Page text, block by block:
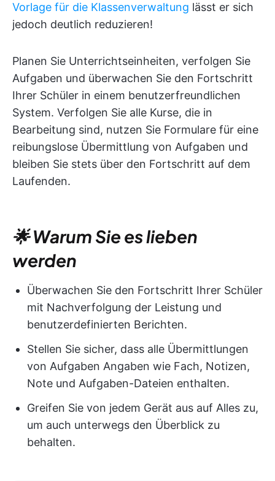
Vorlage für die Klassenverwaltung lässt er sich
jedoch deutlich reduzieren!
Planen Sie Unterrichtseinheiten, verfolgen Sie
Aufgaben und überwachen Sie den Fortschritt
Ihrer Schüler in einem benutzerfreundlichen
System. Verfolgen Sie alle Kurse, die in
Bearbeitung sind, nutzen Sie Formulare für eine
reibungslose Übermittlung von Aufgaben und
bleiben Sie stets über den Fortschritt auf dem
Laufenden.
🌟 Warum Sie es lieben
werden
Überwachen Sie den Fortschritt Ihrer Schüler
mit Nachverfolgung der Leistung und
benutzerdefinierten Berichten.
Stellen Sie sicher, dass alle Übermittlungen
von Aufgaben Angaben wie Fach, Notizen,
Note und Aufgaben-Dateien enthalten.
Greifen Sie von jedem Gerät aus auf Alles zu,
um auch unterwegs den Überblick zu
behalten.